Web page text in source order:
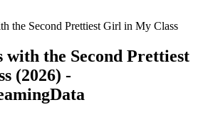
the Second Prettiest Girl in My Class
the Second Prettiest
(2026) -